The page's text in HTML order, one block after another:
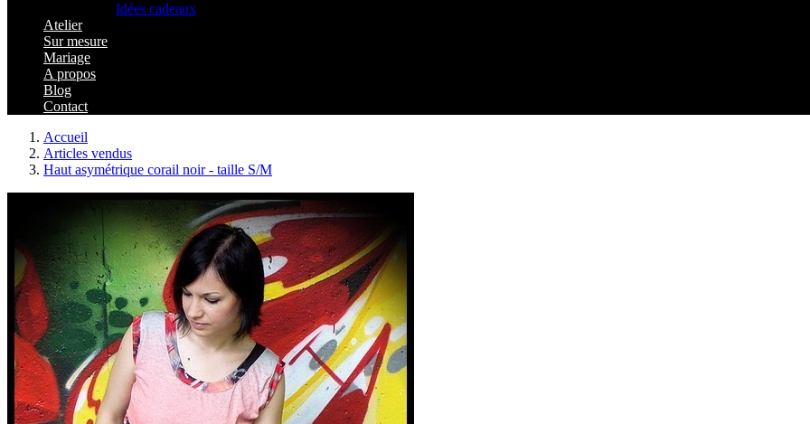
Idées cadeaux
Atelier
Sur mesure
Mariage
A propos
Blog
Contact
Accueil
Articles vendus
Haut asymétrique corail noir - taille S/M